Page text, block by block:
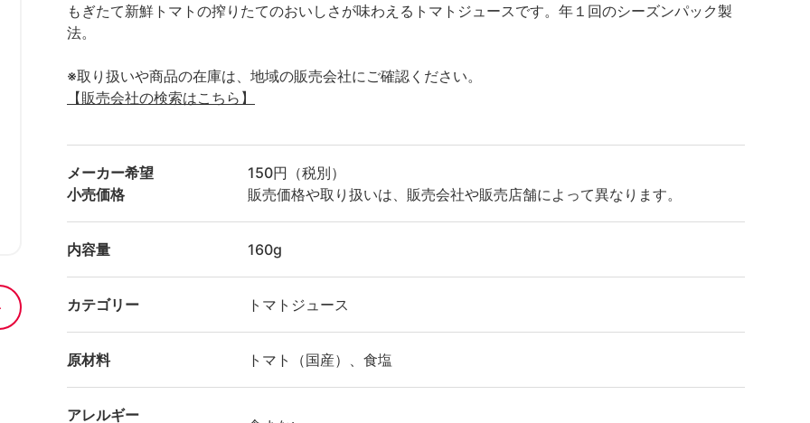
もぎたて新鮮トマトの搾りたてのおいしさが味わえるトマトジュースです。年１回のシーズンパック製
法。
※取り扱いや商品の在庫は、地域の販売会社にご確認ください。
【販売会社の検索はこちら】
メーカー希望
小売価格
150円（税別）
販売価格や取り扱いは、販売会社や販売店舗によって異なります。
内容量 160g
カテゴリー トマトジュース
原材料 トマト（国産）、食塩
アレルギー